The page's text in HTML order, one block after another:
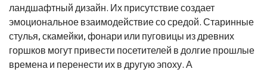
ландшафтный дизайн. Их присутствие создает
эмоциональное взаимодействие со средой. Старинные
стулья, скамейки, фонари или пуговицы из древних
горшков могут привести посетителей в долгие прошлые
времена и перенести их в другую эпоху. А